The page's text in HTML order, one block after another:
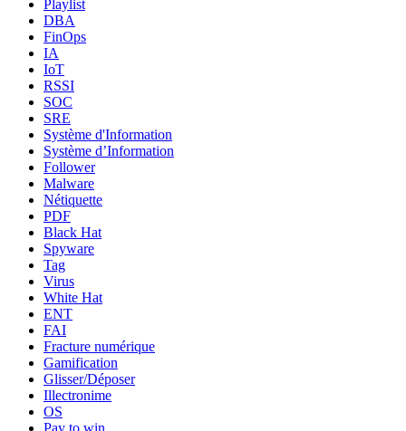
Playlist
DBA
FinOps
IA
IoT
RSSI
SOC
SRE
Système d'Information
Système d’Information
Follower
Malware
Nétiquette
PDF
Black Hat
Spyware
Tag
Virus
White Hat
ENT
FAI
Fracture numérique
Gamification
Glisser/Déposer
Illectronime
OS
Pay to win